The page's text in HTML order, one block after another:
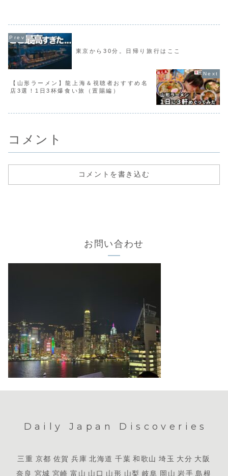
東京から30分。日帰り旅行はここ
【山形ラーメン】龍上海＆視聴者おすすめ名
店3選！1日3杯爆食い旅（置賜編）
コメント
コメントを書き込む
お問い合わせ
Daily Japan Discoveries
三重 京都 佐賀 兵庫 北海道 千葉 和歌山 埼玉 大分 大阪
奈良 宮城 宮崎 富山 山口 山形 山梨 岐阜 岡山 岩手 島根